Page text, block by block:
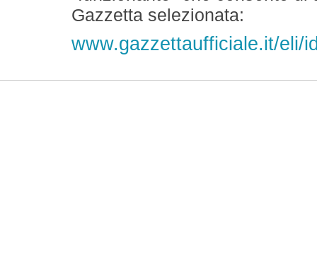
Gazzetta selezionata:
www.gazzettaufficiale.it/eli/